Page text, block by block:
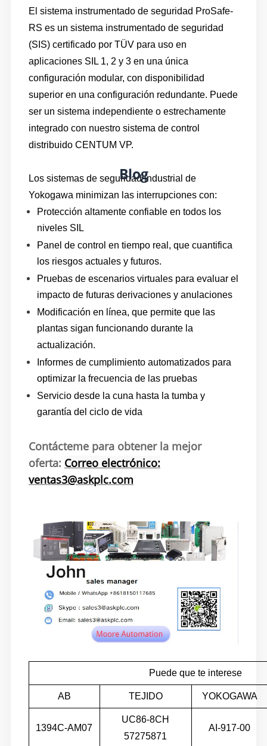
Blog
El sistema instrumentado de seguridad ProSafe-
RS es un sistema instrumentado de seguridad
(SIS) certificado por TÜV para uso en
aplicaciones SIL 1, 2 y 3 en una única
configuración modular, con disponibilidad
superior en una configuración redundante. Puede
ser un sistema independiente o estrechamente
integrado con nuestro sistema de control
distribuido CENTUM VP.
Los sistemas de seguridad industrial de
Yokogawa minimizan las interrupciones con:
Protección altamente confiable en todos los
niveles SIL
Panel de control en tiempo real, que cuantifica
los riesgos actuales y futuros.
Pruebas de escenarios virtuales para evaluar el
impacto de futuras derivaciones y anulaciones
Modificación en línea, que permite que las
plantas sigan funcionando durante la
actualización.
Informes de cumplimiento automatizados para
optimizar la frecuencia de las pruebas
Servicio desde la cuna hasta la tumba y
garantía del ciclo de vida
Contácteme para obtener la mejor
oferta: Correo electrónico:
ventas3@askplc.com
Puede que te interese
AB TEJIDO YOKOGAWA
1394C-AM07
UC86-8CH
57275871
AI-917-00